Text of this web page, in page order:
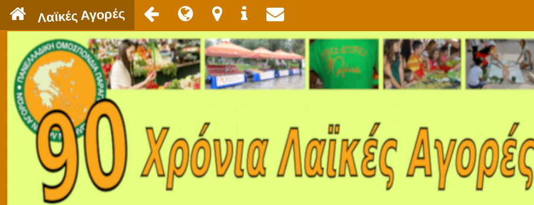
Λαϊκές Αγορές